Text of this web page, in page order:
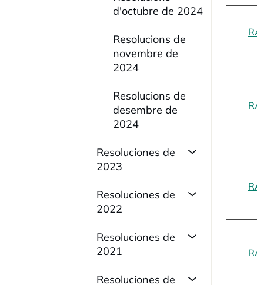
d'octubre de 2024
Resolucions de
novembre de
2024
Resolucions de
desembre de
2024
Resoluciones de
2023
Resoluciones de
2022
Resoluciones de
2021
Resoluciones de